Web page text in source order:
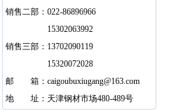
销售二部： 022-86896966
15302063992
销售三部： 13702090119
15320072028
邮
箱： caigoubuxiugang@163.com
地
址： 天津钢材市场480-489号